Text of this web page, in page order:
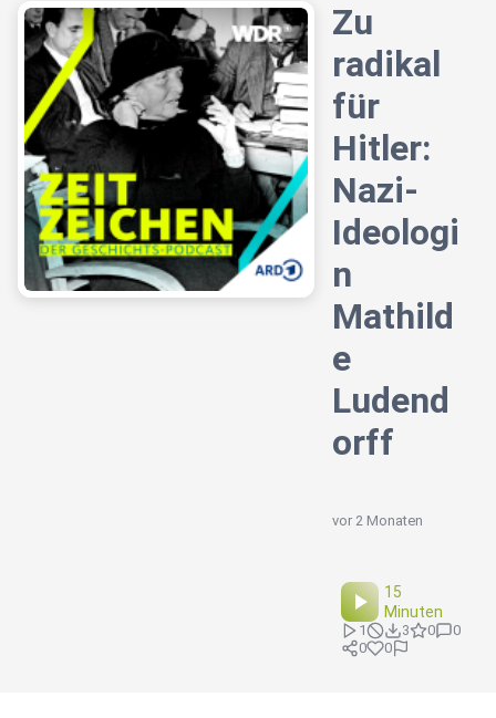
Zu
radikal
für
Hitler:
Nazi-
Ideologi
n
Mathild
e
Ludend
orff
vor 2 Monaten
15
Minuten
1 3 0
0
0
0